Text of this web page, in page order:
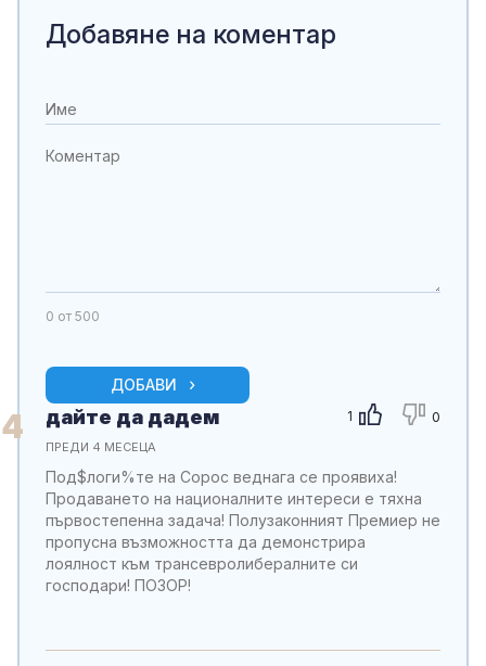
Добавяне на коментар
0 от 500
ДОБАВИ
4 1 0
дайте да дадем
ПРЕДИ 4 МЕСЕЦА
Под$логи%те на Сорос веднага се проявиха!
Продаването на националните интереси е тяхна
първостепенна задача! Полузаконният Премиер не
пропусна възможността да демонстрира
лоялност към трансевролибералните си
господари! ПОЗОР!